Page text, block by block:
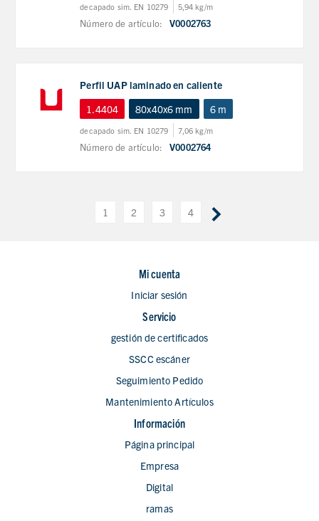
decapado sim. EN 10279 5,94 kg/m
Número de artículo: V0002763
Perfil UAP laminado en caliente
1.4404
80x40x6 mm 6 m
decapado sim. EN 10279 7,06 kg/m
Número de artículo: V0002764
1 2 3 4
Mi cuenta
Iniciar sesión
Servicio
gestión de certificados
SSCC escáner
Seguimiento Pedido
Mantenimiento Artículos
Información
Página principal
Empresa
Digital
ramas